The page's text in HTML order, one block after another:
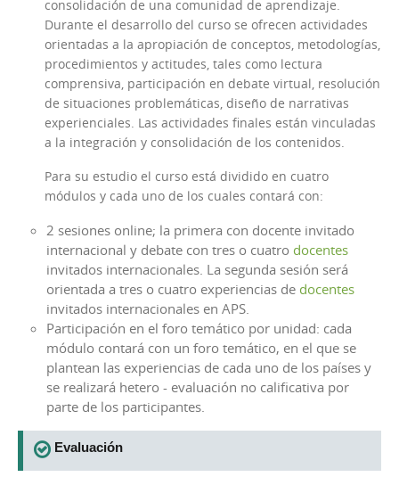
consolidación de una comunidad de aprendizaje.
Durante el desarrollo del curso se ofrecen actividades
orientadas a la apropiación de conceptos, metodologías,
procedimientos y actitudes, tales como lectura
comprensiva, participación en debate virtual, resolución
de situaciones problemáticas, diseño de narrativas
experienciales. Las actividades finales están vinculadas
a la integración y consolidación de los contenidos.
Para su estudio el curso está dividido en cuatro
módulos y cada uno de los cuales contará con:
2 sesiones online; la primera con docente invitado
internacional y debate con tres o cuatro docentes
invitados internacionales. La segunda sesión será
orientada a tres o cuatro experiencias de docentes
invitados internacionales en APS.
Participación en el foro temático por unidad: cada
módulo contará con un foro temático, en el que se
plantean las experiencias de cada uno de los países y
se realizará hetero - evaluación no calificativa por
parte de los participantes.
Evaluación